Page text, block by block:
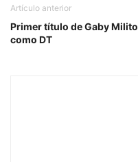
Artículo anterior
Primer título de Gaby Milito
como DT